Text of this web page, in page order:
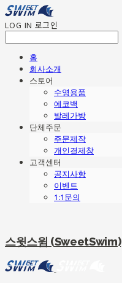
LOG IN 로그인
홈
회사소개
스토어
수영용품
에코백
발레가방
단체주문
주문제작
개인결제창
고객센터
공지사항
이벤트
1:1문의
스윗스윔 (SweetSwim)